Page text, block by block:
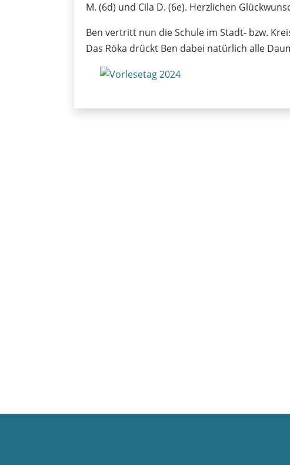
M. (6d) und Cila D. (6e). Herzlichen
Ben vertritt nun die Schule im Stadt- bzw.
Das Röka drückt Ben dabei natürlich alle